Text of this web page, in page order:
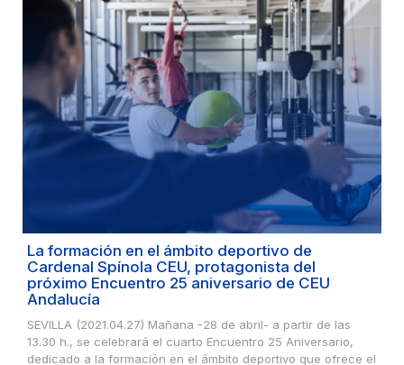
La formación en el ámbito deportivo de
Cardenal Spínola CEU, protagonista del
próximo Encuentro 25 aniversario de CEU
Andalucía
SEVILLA (2021.04.27) Mañana -28 de abril- a partir de las
13.30 h., se celebrará el cuarto Encuentro 25 Aniversario,
dedicado a la formación en el ámbito deportivo que ofrece el